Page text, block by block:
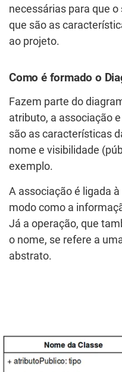
necessárias para que
que são as
ao projeto.
Como é formado o
Fazem parte do
atributo, a associação
são as características
nome e visibilidade
exemplo.
A associação é ligada
modo como a
Já a operação, que
o nome, se refere a
abstrato.